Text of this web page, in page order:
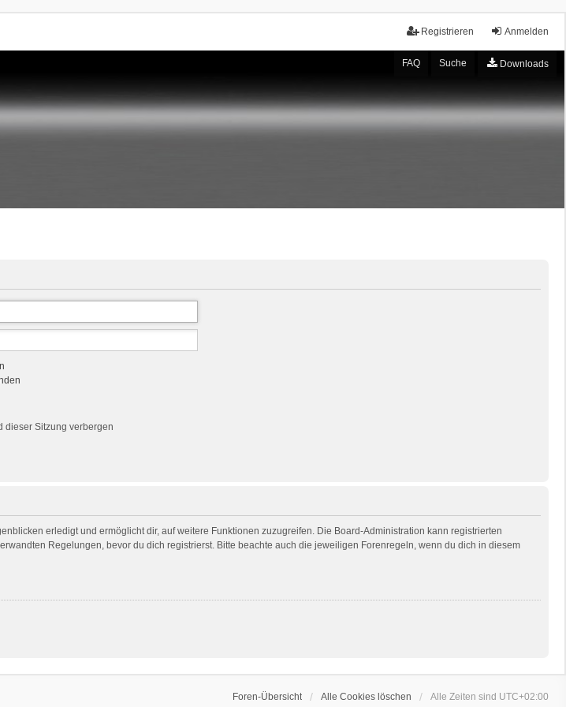
Anmelden
Registrieren
FAQ Suche Downloads
dieser Sitzung verbergen
erledigt und ermöglicht dir, auf weitere Funktionen zuzugreifen. Die Board-Administration kann registrierten
Regelungen, bevor du dich registrierst. Bitte beachte auch die jeweiligen Forenregeln, wenn du dich in diesem
Foren-Übersicht Alle Cookies löschen Alle Zeiten sind UTC+02:00